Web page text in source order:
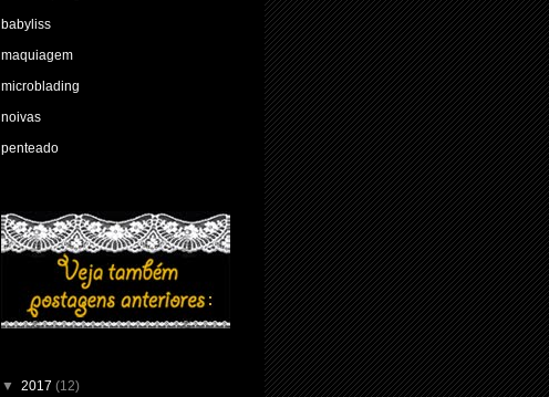
babyliss
maquiagem
microblading
noivas
penteado
▼ 2017 (12)